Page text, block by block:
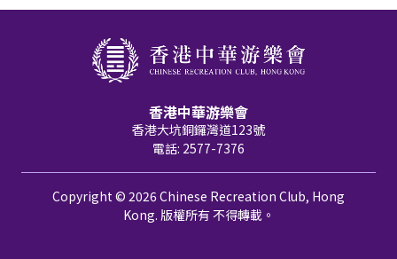
香港中華游樂會
香港大坑銅鑼灣道123號
電話: 2577-7376
Copyright © 2026 Chinese Recreation Club, Hong
Kong. 版權所有 不得轉載。